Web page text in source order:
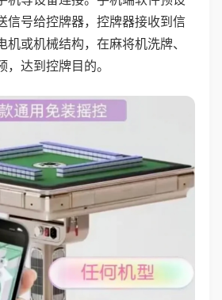
信号给控牌器，控牌器接收到信
机或机械结构，在麻将机洗牌、
达到控牌目的。